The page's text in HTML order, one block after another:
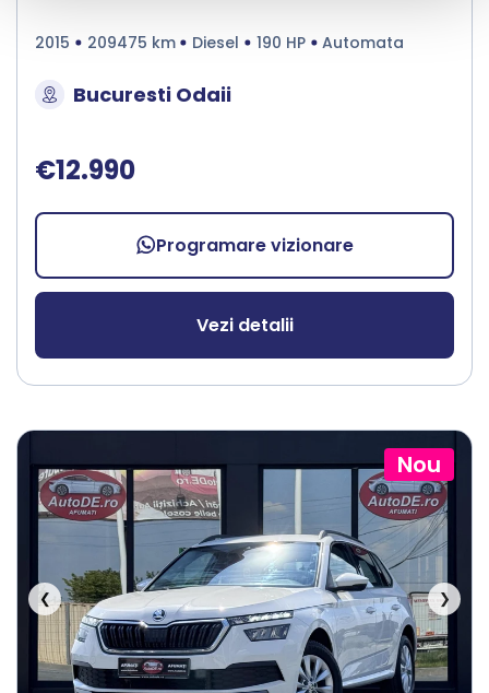
2015 209475 km Diesel 190 HP Automata
Bucuresti Odaii
€12.990
Programare vizionare
Vezi detalii
Nou
❮ ❯